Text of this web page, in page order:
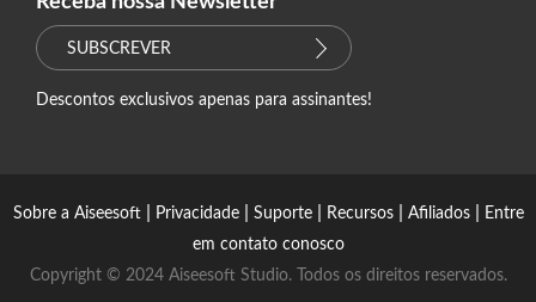
SUBSCREVER
Descontos exclusivos apenas para assinantes!
Sobre a Aiseesoft| Privacidade| Suporte| Recursos| Afiliados|
Entre
em contato conosco
Copyright © 2024 Aiseesoft Studio. Todos os direitos reservados.